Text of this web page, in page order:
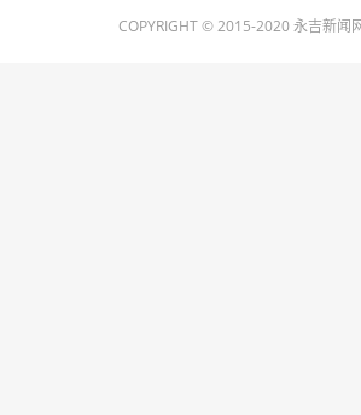
COPYRIGHT © 2015-2020 永吉新闻